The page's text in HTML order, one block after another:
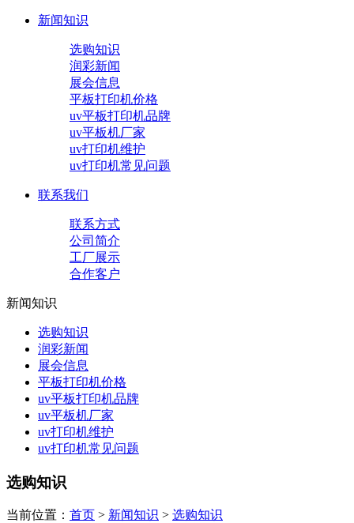
新闻知识
选购知识
润彩新闻
展会信息
平板打印机价格
uv平板打印机品牌
uv平板机厂家
uv打印机维护
uv打印机常见问题
联系我们
联系方式
公司简介
工厂展示
合作客户
新闻知识
选购知识
润彩新闻
展会信息
平板打印机价格
uv平板打印机品牌
uv平板机厂家
uv打印机维护
uv打印机常见问题
选购知识
当前位置： 首页 > 新闻知识 > 选购知识